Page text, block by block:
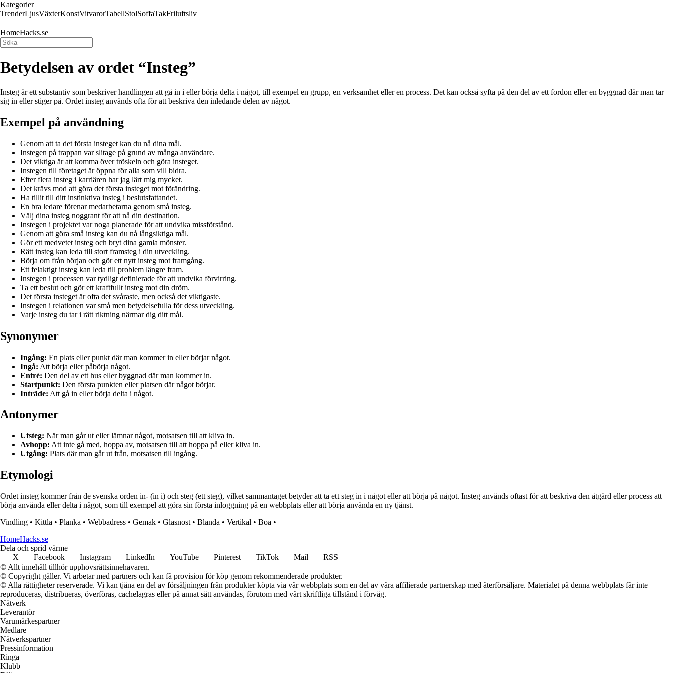
Kategorier
TrenderLjusVäxterKonstVitvarorTabellStolSoffaTakFriluftsliv
HomeHacks.se
Betydelsen av ordet “Insteg”
Insteg är ett substantiv som beskriver handlingen att gå in i eller börja delta i något, till exempel en grupp, en verksamhet eller en process. Det kan också syfta på den del av ett fordon eller en byggnad där man tar
sig in eller stiger på. Ordet insteg används ofta för att beskriva den inledande delen av något.
Exempel på användning
Genom att ta det första insteget kan du nå dina mål.
Instegen på trappan var slitage på grund av många användare.
Det viktiga är att komma över tröskeln och göra insteget.
Instegen till företaget är öppna för alla som vill bidra.
Efter flera insteg i karriären har jag lärt mig mycket.
Det krävs mod att göra det första insteget mot förändring.
Ha tillit till ditt instinktiva insteg i beslutsfattandet.
En bra ledare förenar medarbetarna genom små insteg.
Välj dina insteg noggrant för att nå din destination.
Instegen i projektet var noga planerade för att undvika missförstånd.
Genom att göra små insteg kan du nå långsiktiga mål.
Gör ett medvetet insteg och bryt dina gamla mönster.
Rätt insteg kan leda till stort framsteg i din utveckling.
Börja om från början och gör ett nytt insteg mot framgång.
Ett felaktigt insteg kan leda till problem längre fram.
Instegen i processen var tydligt definierade för att undvika förvirring.
Ta ett beslut och gör ett kraftfullt insteg mot din dröm.
Det första insteget är ofta det svåraste, men också det viktigaste.
Instegen i relationen var små men betydelsefulla för dess utveckling.
Varje insteg du tar i rätt riktning närmar dig ditt mål.
Synonymer
Ingång: En plats eller punkt där man kommer in eller börjar något.
Ingå: Att börja eller påbörja något.
Entré: Den del av ett hus eller byggnad där man kommer in.
Startpunkt: Den första punkten eller platsen där något börjar.
Inträde: Att gå in eller börja delta i något.
Antonymer
Utsteg: När man går ut eller lämnar något, motsatsen till att kliva in.
Avhopp: Att inte gå med, hoppa av, motsatsen till att hoppa på eller kliva in.
Utgång: Plats där man går ut från, motsatsen till ingång.
Etymologi
Ordet insteg kommer från de svenska orden in- (in i) och steg (ett steg), vilket sammantaget betyder att ta ett steg in i något eller att börja på något. Insteg används oftast för att beskriva den åtgärd eller process att
börja använda eller delta i något, som till exempel att göra sin första inloggning på en webbplats eller att börja använda en ny tjänst.
Vindling • Kittla • Planka • Webbadress • Gemak • Glasnost • Blanda • Vertikal • Boa •
HomeHacks.se
Dela och sprid värme
X
Facebook Instagram LinkedIn YouTube Pinterest TikTok Mail
RSS
© Allt innehåll tillhör upphovsrättsinnehavaren.
© Copyright gäller. Vi arbetar med partners och kan få provision för köp genom rekommenderade produkter.
© Alla rättigheter reserverade. Vi kan tjäna en del av försäljningen från produkter köpta via vår webbplats som en del av våra affilierade partnerskap med återförsäljare. Materialet på denna webbplats får inte
reproduceras, distribueras, överföras, cachelagras eller på annat sätt användas, förutom med vårt skriftliga tillstånd i förväg.
Nätverk
Leverantör
Varumärkespartner
Medlare
Nätverkspartner
Pressinformation
Ringa
Klubb